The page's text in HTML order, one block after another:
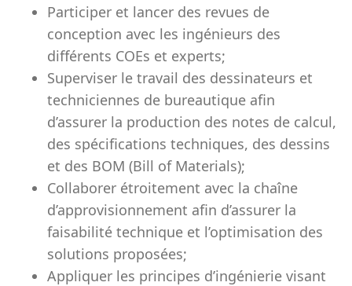
Participer et lancer des revues de
conception avec les ingénieurs des
différents COEs et experts;
Superviser le travail des dessinateurs et
techniciennes de bureautique afin
d’assurer la production des notes de calcul,
des spécifications techniques, des dessins
et des BOM (Bill of Materials);
Collaborer étroitement avec la chaîne
d’approvisionnement afin d’assurer la
faisabilité technique et l’optimisation des
solutions proposées;
Appliquer les principes d’ingénierie visant